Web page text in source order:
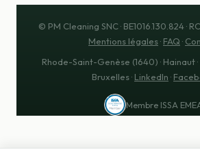
© PM Cleaning SNC · BE1016.130.824 ·
Mentions légales· FAQ ·
Rhode-Saint-Genèse (1640) · Hainaut
Bruxelles · LinkedIn ·
Membre ISSA